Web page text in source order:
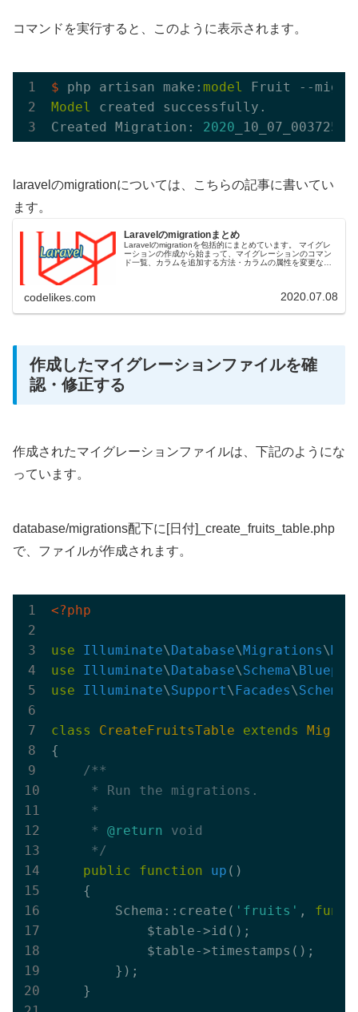
コマンドを実行すると、このように表示されます。
$ php artisan make: model
Model
created successfully.
Created Migration: 2020
laravelのmigrationについては、こちらの記事に書いてい
ます。
Laravelのmigrationまとめ
Laravelのmigrationを包括的にまとめています。 マイグレ
ーションの作成から始まって、マイグレーションのコマン
ド一覧、カラムを追加する方法・カラムの属性を変更など
codelikes.com 2020.07.08
作成したマイグレーションファイルを確
認・修正する
作成されたマイグレーションファイルは、下記のようにな
っています。
database/migrations配下に[日付]_create_fruits_table.php
で、ファイルが作成されます。
<?php
use Illuminate\Database\Migrations\
use
Illuminate\Database\Schema\
use
Illuminate\Support\Facades\Schema
class CreateFruitsTable extends
{
/**
     * Run the migrations.
     *
     *
@return void
     */
public
function up ()
{
        Schema::create(
'fruits' ,
            $table->id();
            $table->timestamps();
        });
    }